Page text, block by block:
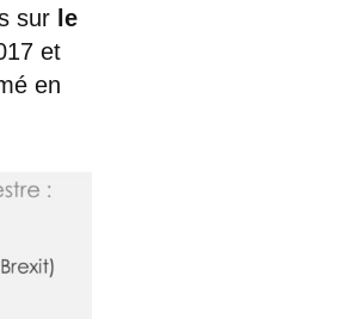
sur le
et
en